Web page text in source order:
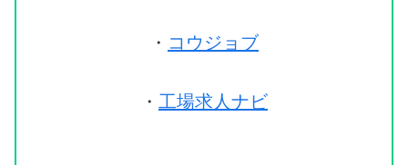
・ コウジョブ
・ 工場求人ナビ